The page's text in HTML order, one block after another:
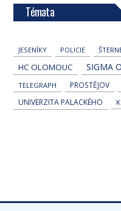
Témata
JESENÍKY POLICIE
HC OLOMOUC
SIGMA
TELEGRAPH PROSTĚJOV
UNIVERZITA PALACKÉHO